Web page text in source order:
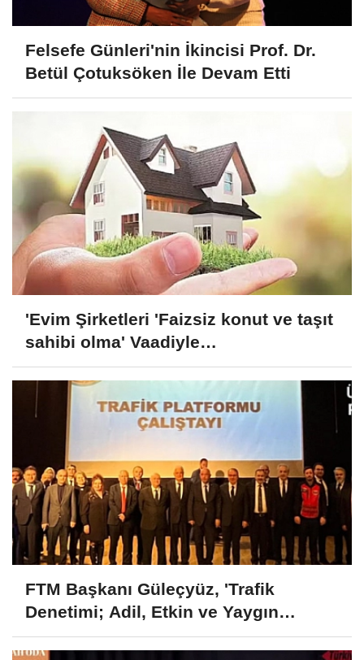
Felsefe Günleri'nin İkincisi Prof. Dr.
Betül Çotuksöken İle Devam Etti
'Evim Şirketleri 'Faizsiz konut ve taşıt
sahibi olma' Vaadiyle
Vatandaşlarımızı Kandırıyorlar'
İDDİASI
FTM Başkanı Güleçyüz, 'Trafik
Denetimi; Adil, Etkin ve Yaygın
Olmalıdır'